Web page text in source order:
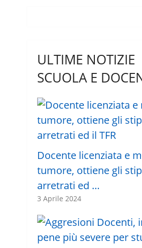
ULTIME NOTIZIE
SCUOLA E
Docente licenziata e
tumore, ottiene gli
arretrati ed …
3 Aprile 2024